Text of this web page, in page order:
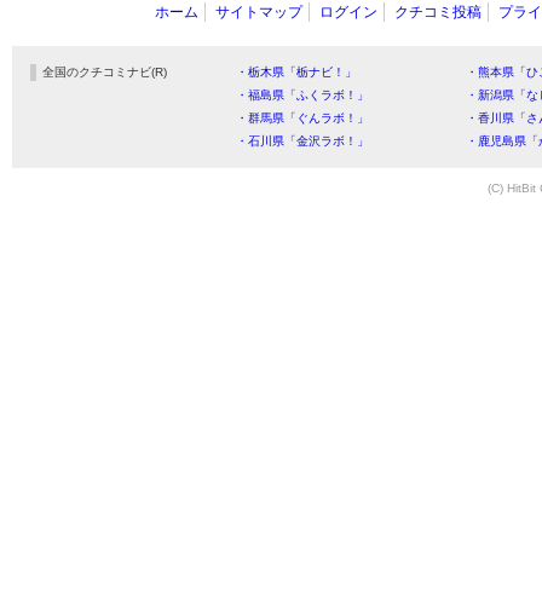
ホーム サイトマップ ログイン クチコミ投稿 プラ
全国のクチコミナビ(R) ・栃木県「栃ナビ！」
・熊本県「
・福島県「ふくラボ！」
・新潟県「
・群馬県「ぐんラボ！」
・香川県「
・石川県「金沢ラボ！」
・鹿児島県
(C) HitBit